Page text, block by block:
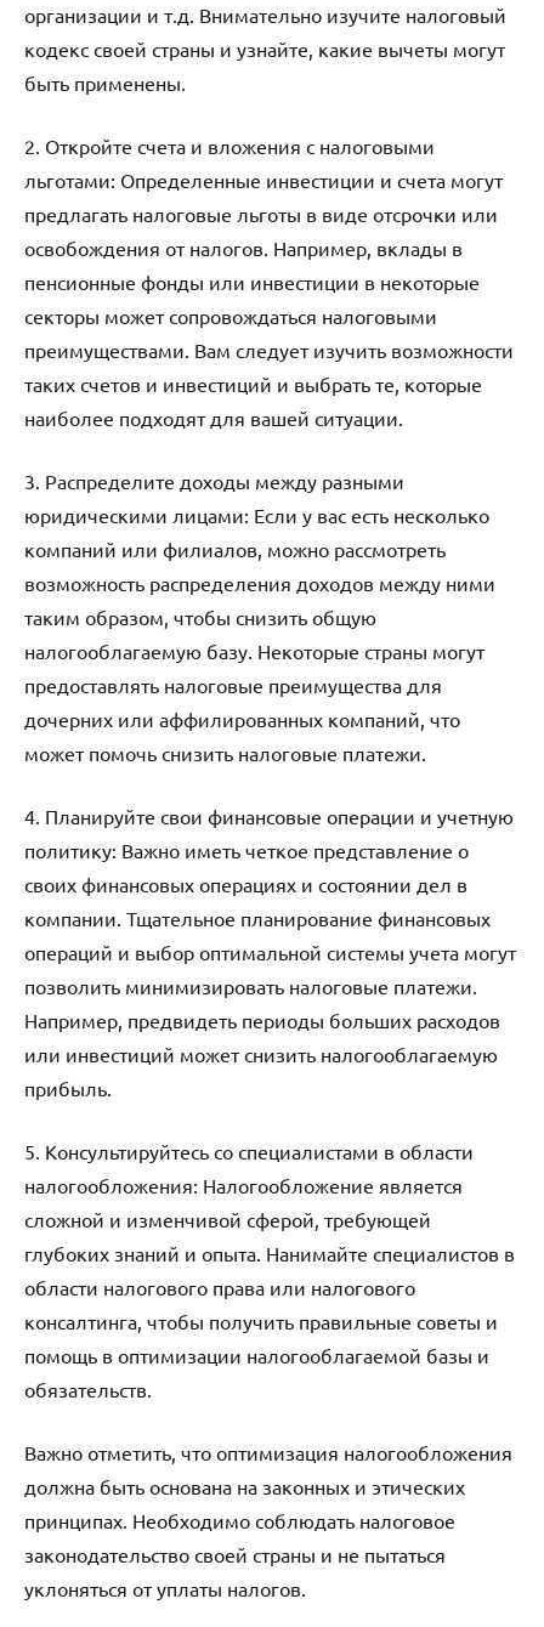
организации и т.д. Внимательно изучите налоговый
кодекс своей страны и узнайте, какие вычеты могут
быть применены.
2. Откройте счета и вложения с налоговыми
льготами: Определенные инвестиции и счета могут
предлагать налоговые льготы в виде отсрочки или
освобождения от налогов. Например, вклады в
пенсионные фонды или инвестиции в некоторые
секторы может сопровождаться налоговыми
преимуществами. Вам следует изучить возможности
таких счетов и инвестиций и выбрать те, которые
наиболее подходят для вашей ситуации.
3. Распределите доходы между разными
юридическими лицами: Если у вас есть несколько
компаний или филиалов, можно рассмотреть
возможность распределения доходов между ними
таким образом, чтобы снизить общую
налогооблагаемую базу. Некоторые страны могут
предоставлять налоговые преимущества для
дочерних или аффилированных компаний, что
может помочь снизить налоговые платежи.
4. Планируйте свои финансовые операции и учетную
политику: Важно иметь четкое представление о
своих финансовых операциях и состоянии дел в
компании. Тщательное планирование финансовых
операций и выбор оптимальной системы учета могут
позволить минимизировать налоговые платежи.
Например, предвидеть периоды больших расходов
или инвестиций может снизить налогооблагаемую
прибыль.
5. Консультируйтесь со специалистами в области
налогообложения: Налогообложение является
сложной и изменчивой сферой, требующей
глубоких знаний и опыта. Нанимайте специалистов в
области налогового права или налогового
консалтинга, чтобы получить правильные советы и
помощь в оптимизации налогооблагаемой базы и
обязательств.
Важно отметить, что оптимизация налогообложения
должна быть основана на законных и этических
принципах. Необходимо соблюдать налоговое
законодательство своей страны и не пытаться
уклоняться от уплаты налогов.